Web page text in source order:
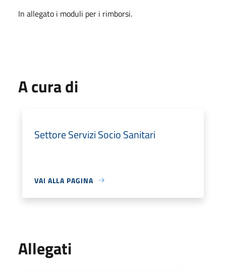
In allegato i moduli per i rimborsi.
A cura di
Settore Servizi Socio Sanitari
VAI ALLA PAGINA
Allegati